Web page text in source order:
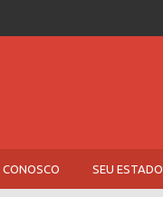
CONOSCO SEU ESTADO